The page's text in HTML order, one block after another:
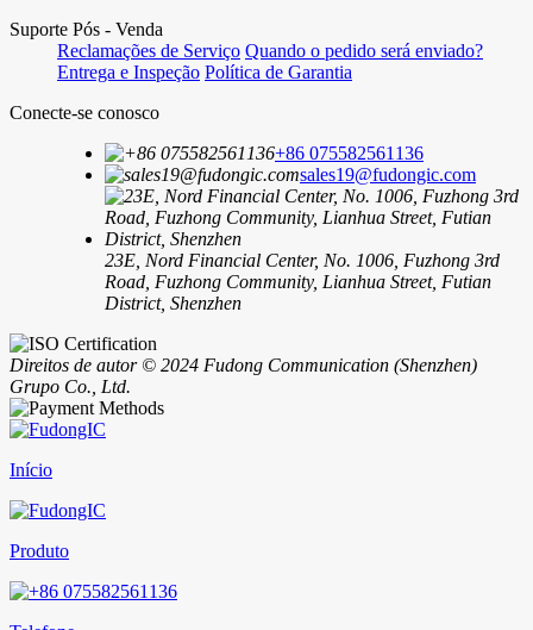
Suporte Pós - Venda
Reclamações de Serviço Quando o pedido será enviado?
Entrega e Inspeção Política de Garantia
Conecte-se conosco
+86 075582561136
sales19@fudongic.com
23E, Nord Financial Center, No. 1006, Fuzhong 3rd
Road, Fuzhong Community, Lianhua Street, Futian
District, Shenzhen
Direitos de autor © 2024 Fudong Communication (Shenzhen)
Grupo Co., Ltd.
Início
Produto